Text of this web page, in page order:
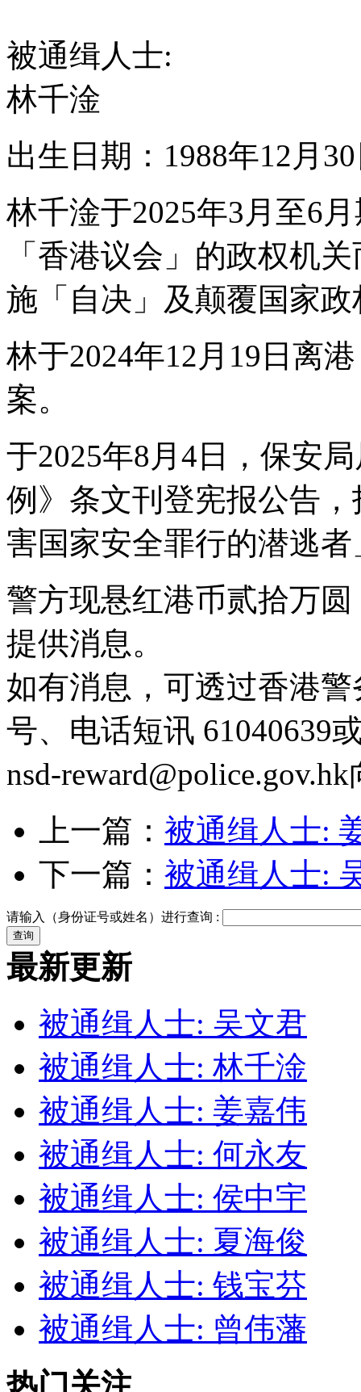
被通缉人士:
林千淦
出生日期：1988年12月
林千淦于2025年3月至6
「香港议会」的政权机
施「自决」及颠覆国家政
林于2024年12月19日离
案。
于2025年8月4日，保安
例》条文刊登宪报公告
害国家安全罪行的潜逃者
警方现悬红港币贰拾万
提供消息。
如有消息，可透过香港
号、电话短讯 61040639
nsd-reward@police.gov.hk
上一篇： 被通缉人士:
下一篇： 被通缉人士:
请输入（身份证号或姓名）进行查询 :
最新更新
被通缉人士: 吴文君
被通缉人士: 林千淦
被通缉人士: 姜嘉伟
被通缉人士: 何永友
被通缉人士: 侯中宇
被通缉人士: 夏海俊
被通缉人士: 钱宝芬
被通缉人士: 曾伟藩
热门关注